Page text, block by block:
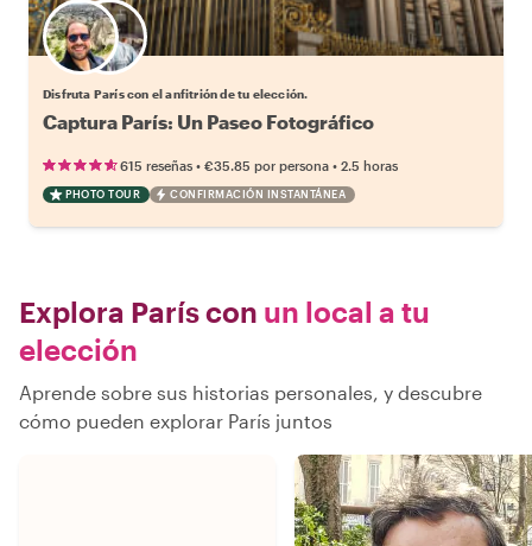
Elige tu local favorito
Disfruta París con el anfitrión de tu elección.
Captura París: Un Paseo Fotográfico
615 reseñas • €35.85 por persona • 2.5 horas
PHOTO TOUR CONFIRMACIÓN INSTANTÁNEA
Explora París con un local a tu
elección
Aprende sobre sus historias personales, y descubre
cómo pueden explorar París juntos